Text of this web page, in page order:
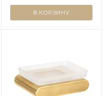
В КОРЗИНУ